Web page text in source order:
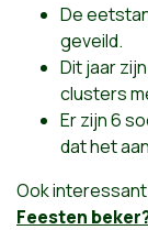
De
geveild.
Dit jaar
clusters
Er zijn 6
dat het
Ook
Feesten